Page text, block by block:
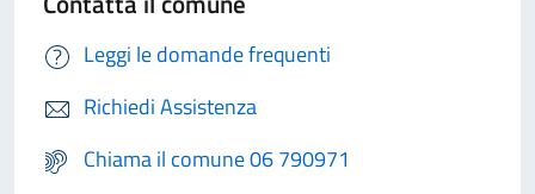
Leggi le domande frequenti
Richiedi Assistenza
Chiama il comune 06 790971